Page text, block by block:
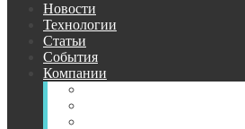
Новости
Технологии
Статьи
События
Компании